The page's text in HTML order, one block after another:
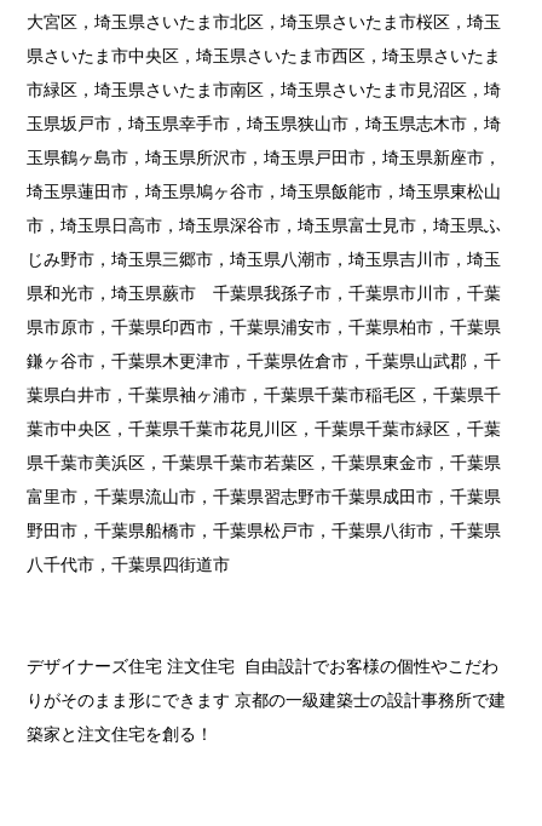
大宮区，埼玉県さいたま市北区，埼玉県さいたま市桜区，埼玉
県さいたま市中央区，埼玉県さいたま市西区，埼玉県さいたま
市緑区，埼玉県さいたま市南区，埼玉県さいたま市見沼区，埼
玉県坂戸市，埼玉県幸手市，埼玉県狭山市，埼玉県志木市，埼
玉県鶴ヶ島市，埼玉県所沢市，埼玉県戸田市，埼玉県新座市，
埼玉県蓮田市，埼玉県鳩ヶ谷市，埼玉県飯能市，埼玉県東松山
市，埼玉県日高市，埼玉県深谷市，埼玉県富士見市，埼玉県ふ
じみ野市，埼玉県三郷市，埼玉県八潮市，埼玉県吉川市，埼玉
県和光市，埼玉県蕨市 千葉県我孫子市，千葉県市川市，千葉
県市原市，千葉県印西市，千葉県浦安市，千葉県柏市，千葉県
鎌ヶ谷市，千葉県木更津市，千葉県佐倉市，千葉県山武郡，千
葉県白井市，千葉県袖ヶ浦市，千葉県千葉市稲毛区，千葉県千
葉市中央区，千葉県千葉市花見川区，千葉県千葉市緑区，千葉
県千葉市美浜区，千葉県千葉市若葉区，千葉県東金市，千葉県
富里市，千葉県流山市，千葉県習志野市千葉県成田市，千葉県
野田市，千葉県船橋市，千葉県松戸市，千葉県八街市，千葉県
八千代市，千葉県四街道市
デザイナーズ住宅 注文住宅 自由設計でお客様の個性やこだわ
りがそのまま形にできます 京都の一級建築士の設計事務所で建
築家と注文住宅を創る！